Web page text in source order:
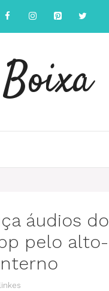
Boixa
áudios do
pelo alto-
linkes